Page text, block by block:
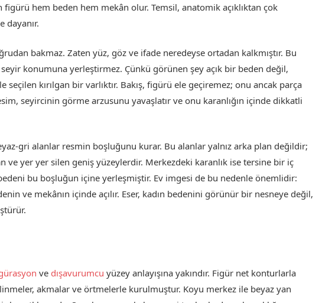
figürü hem beden hem mekân olur. Temsil, anatomik açıklıktan çok
dayanır.
bakmaz. Zaten yüz, göz ve ifade neredeyse ortadan kalkmıştır. Bu
konumuna yerleştirmez. Çünkü görünen şey açık bir beden değil,
seçilen kırılgan bir varlıktır. Bakış, figürü ele geçiremez; onu ancak parça
seyircinin görme arzusunu yavaşlatır ve onu karanlığın içinde dikkatli
gri alanlar resmin boşluğunu kurar. Bu alanlar yalnız arka plan değildir;
ve yer yer silen geniş yüzeylerdir. Merkezdeki karanlık ise tersine bir iç
bedeni bu boşluğun içine yerleşmiştir. Ev imgesi de bu nedenle önemlidir:
ve mekânın içinde açılır. Eser, kadın bedenini görünür bir nesneye değil,
ve dışavurumcu yüzey anlayışına yakındır. Figür net konturlarla
akmalar ve örtmelerle kurulmuştur. Koyu merkez ile beyaz yan